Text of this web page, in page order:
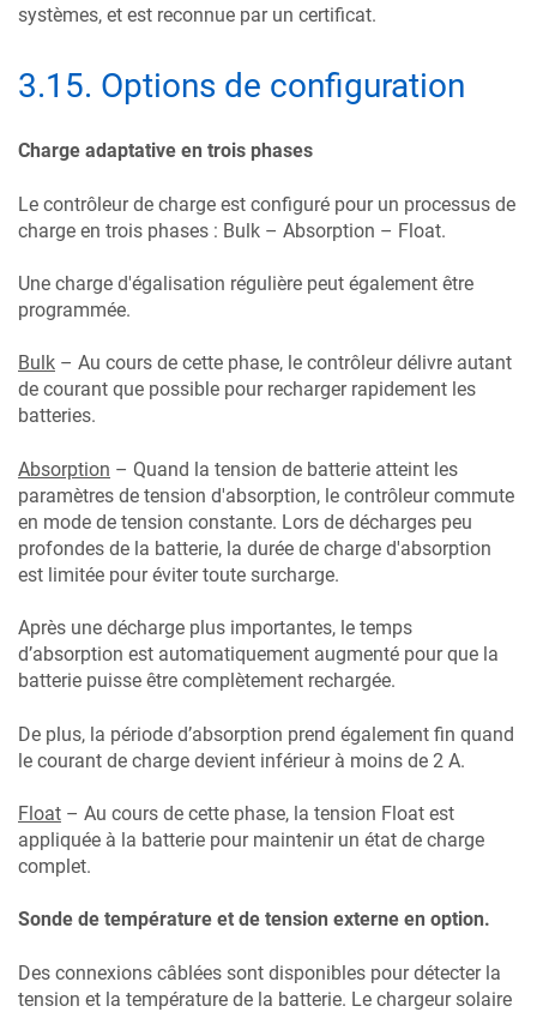
systèmes, et est reconnue par un certificat.
3.15. Options de configuration
Charge adaptative en trois phases
Le contrôleur de charge est configuré pour un processus de
charge en trois phases : Bulk – Absorption – Float.
Une charge d'égalisation régulière peut également être
programmée.
Bulk – Au cours de cette phase, le contrôleur délivre autant
de courant que possible pour recharger rapidement les
batteries.
Absorption – Quand la tension de batterie atteint les
paramètres de tension d'absorption, le contrôleur commute
en mode de tension constante. Lors de décharges peu
profondes de la batterie, la durée de charge d'absorption
est limitée pour éviter toute surcharge.
Après une décharge plus importantes, le temps
d’absorption est automatiquement augmenté pour que la
batterie puisse être complètement rechargée.
De plus, la période d’absorption prend également fin quand
le courant de charge devient inférieur à moins de 2 A.
Float – Au cours de cette phase, la tension Float est
appliquée à la batterie pour maintenir un état de charge
complet.
Sonde de température et de tension externe en option.
Des connexions câblées sont disponibles pour détecter la
tension et la température de la batterie. Le chargeur solaire